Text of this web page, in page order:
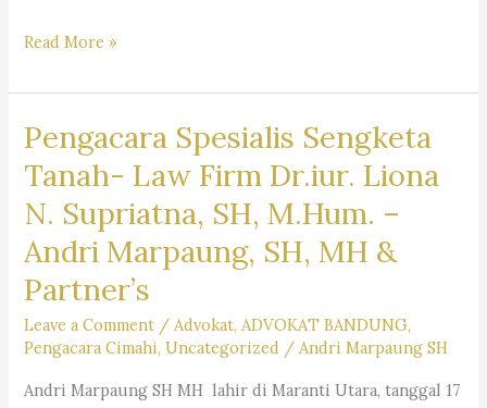
Pengacara
Read More »
Pengacara Spesialis Sengketa
Tanah- Law Firm Dr.iur. Liona
N. Supriatna, SH, M.Hum. –
Andri Marpaung, SH, MH &
Partner’s
Leave a Comment /Advokat,ADVOKAT BANDUNG,
Pengacara Cimahi,Uncategorized /Andri Marpaung SH
Andri Marpaung SH MH lahir di Maranti Utara, tanggal 17